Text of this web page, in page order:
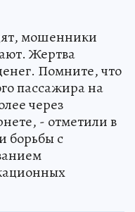
мошенники
Жертва
Помните, что
пассажира на
через
- отметили в
борьбы с